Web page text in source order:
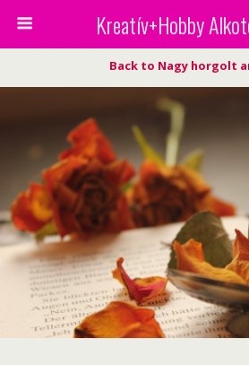
Kreatív+Hobby
Back to Nagy horgolt